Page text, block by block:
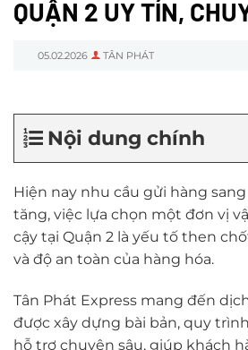
QUẬN 2 UY TÍN,
05.02.2026 TÂN PHÁT
Nội dung chính
Hiện nay nhu cầu gửi hàng
tăng, việc lựa chọn một đơn vị
cậy tại Quận 2 là yếu tố then
và độ an toàn của hàng hóa.
Tân Phát Express mang đến
được xây dựng bài bản, quy
hỗ trợ chuyên sâu, giúp khách